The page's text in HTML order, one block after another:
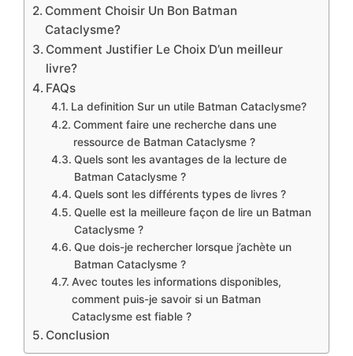
Comment Choisir Un Bon Batman
Cataclysme?
Comment Justifier Le Choix D’un meilleur
livre?
FAQs
La definition Sur un utile Batman Cataclysme?
Comment faire une recherche dans une
ressource de Batman Cataclysme ?
Quels sont les avantages de la lecture de
Batman Cataclysme ?
Quels sont les différents types de livres ?
Quelle est la meilleure façon de lire un Batman
Cataclysme ?
Que dois-je rechercher lorsque j’achète un
Batman Cataclysme ?
Avec toutes les informations disponibles,
comment puis-je savoir si un Batman
Cataclysme est fiable ?
Conclusion